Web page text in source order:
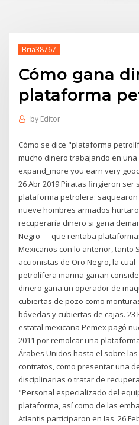
Bria38767
Cómo gana
plataforma
by Editor
Cómo se dice "plataforma
mucho dinero trabajando en
expand_more you earn very
26 Abr 2019 Piratas fingieron
plataforma petrolera:
nueve hombres armados
recuperaría dinero si gana
Negro — que rentaba
Mexicanos con lo anterior, tanto
accionistas de Oro Negro, la
petrolífera marina ganan
dinero gana un operador de
cubiertas de pozo como
bóvedas y cubiertas de cajas. 23
estatal mexicana Pemex pagó
2011 por remolcar una
Árabes Unidos hasta el sobre
contratos, como presentar una
disciplinarias o tratar de
"Personal especializado del
plataforma, así como de las
Atlantis participaron en las 26